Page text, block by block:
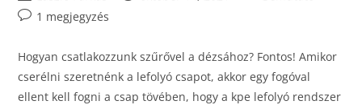
1 megjegyzés
Hogyan csatlakozzunk szűrővel a dézsához? Fontos! Amikor
cserélni szeretnénk a lefolyó csapot, akkor egy fogóval
ellent kell fogni a csap tövében, hogy a kpe lefolyó rendszer